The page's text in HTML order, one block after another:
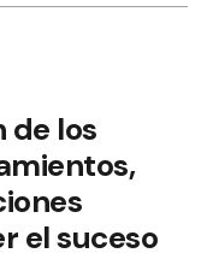
de los
el suceso